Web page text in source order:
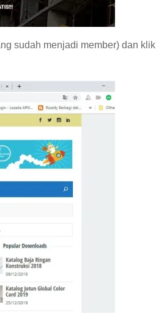
sudah menjadi member) dan klik